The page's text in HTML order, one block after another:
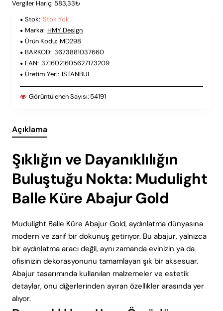
Vergiler Hariç: 583,33₺
Stok: Stok Yok
Marka: HMY Design
Ürün Kodu: MD298
BARKOD: 3673881037660
EAN: 3716021605627173209
Üretim Yeri: ISTANBUL
Görüntülenen Sayısı: 54191
Açıklama
Şıklığın ve Dayanıklılığın
Buluştuğu Nokta: Mudulight
Balle Küre Abajur Gold
Mudulight Balle Küre Abajur Gold, aydınlatma dünyasına
modern ve zarif bir dokunuş getiriyor. Bu abajur, yalnızca
bir aydınlatma aracı değil, aynı zamanda evinizin ya da
ofisinizin dekorasyonunu tamamlayan şık bir aksesuar.
Abajur tasarımında kullanılan malzemeler ve estetik
detaylar, onu diğerlerinden ayıran özellikler arasında yer
alıyor.